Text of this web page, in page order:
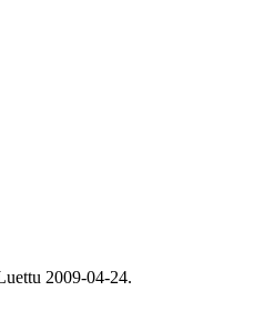
2009-04-24.